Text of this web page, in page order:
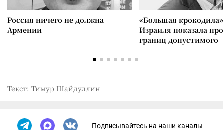
Россия ничего не должна
Армении
«Большая
Израиля показала
границ допустимого
Текст: Тимур Шайдуллин
Подписывайтесь на наши каналы